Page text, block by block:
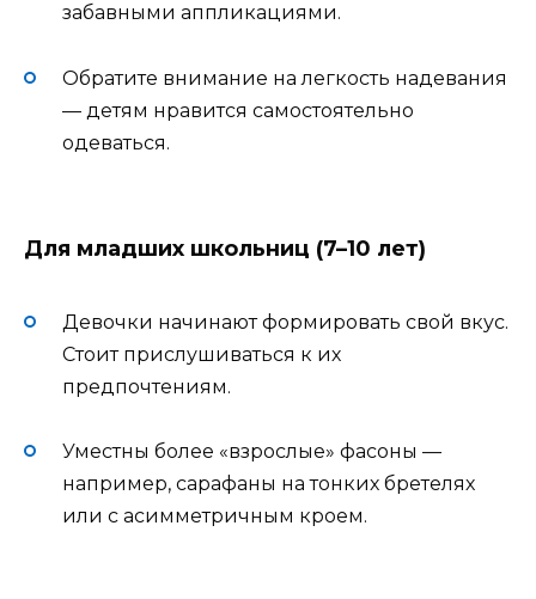
забавными аппликациями.
Обратите внимание на легкость надевания
— детям нравится самостоятельно
одеваться.
Для младших школьниц (7–10 лет)
Девочки начинают формировать свой вкус.
Стоит прислушиваться к их
предпочтениям.
Уместны более «взрослые» фасоны —
например, сарафаны на тонких бретелях
или с асимметричным кроем.